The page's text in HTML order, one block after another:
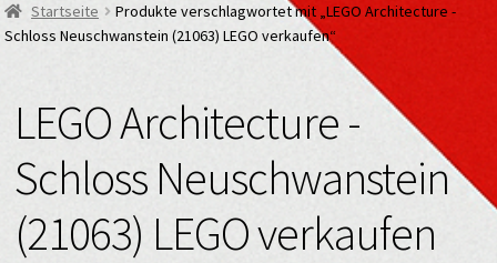
💰 Bonusprogramm
Startseite
Produkte verschlagwortet mit „LEGO Architecture -
Schloss Neuschwanstein (21063) LEGO verkaufen“
LEGO Architecture -
Schloss Neuschwanstein
(21063) LEGO verkaufen